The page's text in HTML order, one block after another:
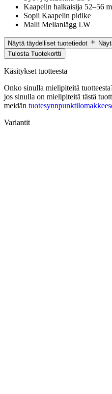
Kaapelin halkaisija 52–56
Sopii Kaapelin pidike
Malli Mellanlägg LW
Näytä täydelliset tuotetiedot
Tulosta Tuotekortti
Käsitykset tuotteesta
Onko sinulla mielipiteitä
jos sinulla on mielipiteitä tästä
meidän
Variantit